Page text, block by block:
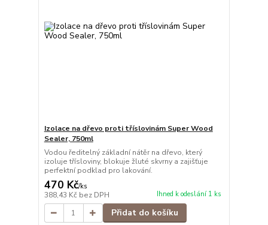
Izolace na dřevo proti tříslovinám Super Wood
Sealer, 750ml
Vodou ředitelný základní nátěr na dřevo, který
izoluje třísloviny, blokuje žluté skvrny a zajišťuje
perfektní podklad pro lakování.
470 Kč/ks
388,43 Kč bez DPH Ihned k odeslání 1 ks
Přidat do košíku